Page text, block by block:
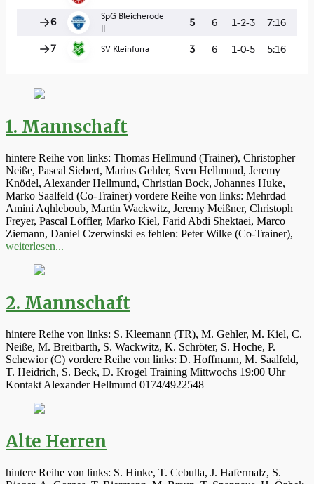
1. Mannschaft
hintere Reihe von links: Thomas Hellmund (Trainer), Christopher
Neiße, Pascal Siebert, Marius Gehler, Sven Hellmund, Jeremy
Knödel, Alexander Hellmund, Christian Bock, Johannes Huke,
Marko Saalfeld (Co-Trainer) vordere Reihe von links: Mehrdad
Amini Aqhleboub, Martin Wackwitz, Jeremy Meißner, Christoph
Freyer, Pascal Löffler, Marko Kiel, Farid Abdi Shektaei, Marco
Ziemann, Daniel Czerwinski es fehlen: Peter Wilke (Co-Trainer),
weiterlesen...
2. Mannschaft
hintere Reihe von links: S. Kleemann (TR), M. Gehler, M. Kiel, C.
Neiße, M. Breitbarth, S. Wackwitz, K. Schröter, S. Hoche, P.
Schewior (C) vordere Reihe von links: D. Hoffmann, M. Saalfeld,
T. Heidrich, S. Beck, D. Krogel Training Mittwochs 19:00 Uhr
Kontakt Alexander Hellmund 0174/4922548
Alte Herren
hintere Reihe von links: S. Hinke, T. Cebulla, J. Hafermalz, S.